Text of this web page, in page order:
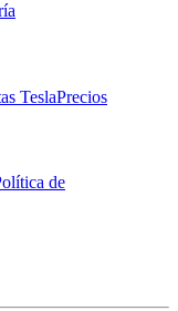
TeslaPrecios
de